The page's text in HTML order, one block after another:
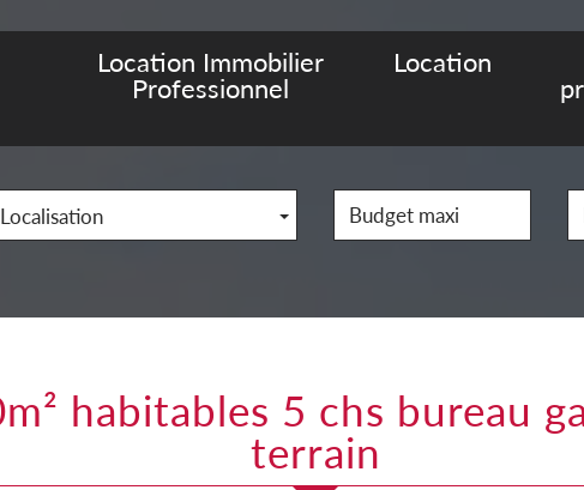
Location Immobilier
Professionnel
Location
Localisation
terrain